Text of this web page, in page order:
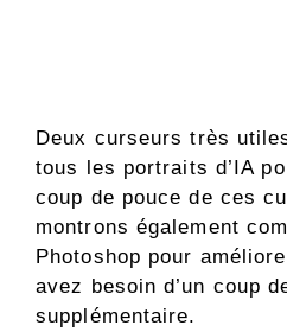
Deux curseurs très
tous les portraits d’IA
coup de pouce de ces
montrons également
Photoshop pour
avez besoin d’un coup
supplémentaire.